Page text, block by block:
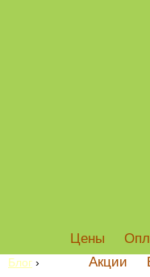
Цены
Акции
Блог ›